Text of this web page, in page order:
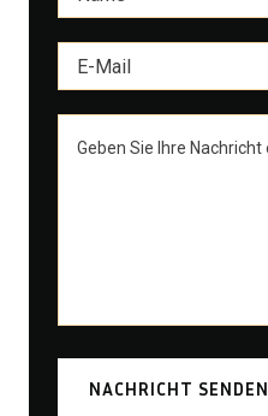
NACHRICHT SENDEN